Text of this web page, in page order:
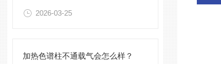
2026-03-25
加热色谱柱不通载气会怎么样？